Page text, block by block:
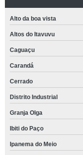
Alto da boa vista
Altos do Itavuvu
Caguaçu
Carandá
Cerrado
Distrito Industrial
Granja Olga
Ibiti do Paço
Ipanema do Meio